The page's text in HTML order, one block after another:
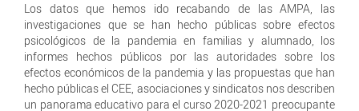
Los datos que hemos ido recabando de las AMPA, las
investigaciones que se han hecho públicas sobre efectos
psicológicos de la pandemia en familias y alumnado, los
informes hechos públicos por las autoridades sobre los
efectos económicos de la pandemia y las propuestas que han
hecho públicas el CEE, asociaciones y sindicatos nos describen
un panorama educativo para el curso 2020-2021 preocupante